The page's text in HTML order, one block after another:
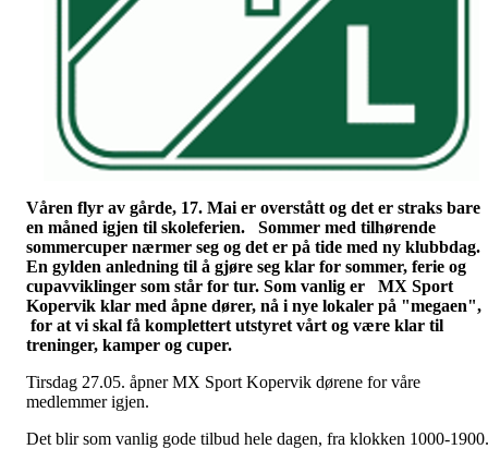
Våren flyr av gårde, 17. Mai er overstått og det er straks bare
en måned igjen til skoleferien. Sommer med tilhørende
sommercuper nærmer seg og det er på tide med ny klubbdag.
En gylden anledning til å gjøre seg klar for sommer, ferie og
cupavviklinger som står for tur. Som vanlig er MX Sport
Kopervik klar med åpne dører, nå i nye lokaler på "megaen",
for at vi skal få komplettert utstyret vårt og være klar til
treninger, kamper og cuper.
Tirsdag 27.05. åpner MX Sport Kopervik dørene for våre
medlemmer igjen.
Det blir som vanlig gode tilbud hele dagen, fra klokken 1000-1900.